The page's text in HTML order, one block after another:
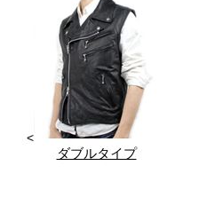
<
ダブルタイプ